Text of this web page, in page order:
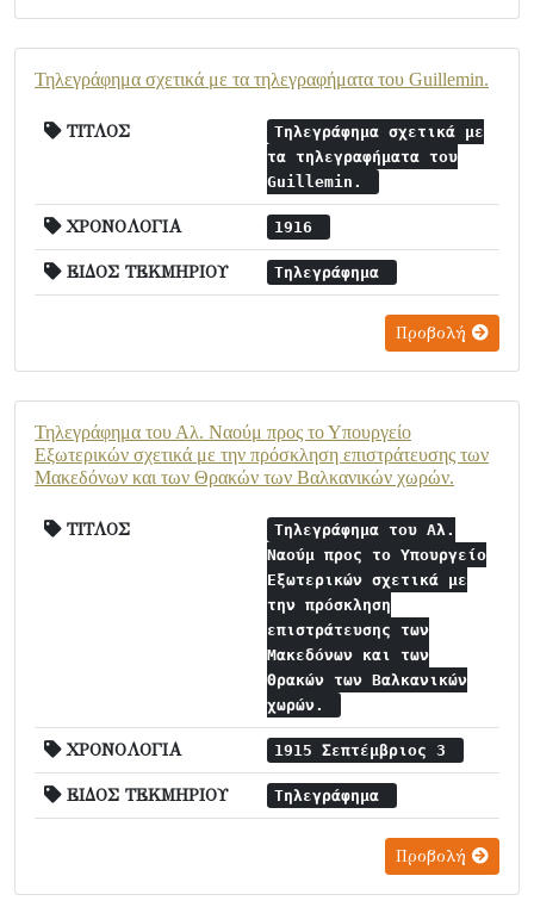
Τηλεγράφημα σχετικά με τα τηλεγραφήματα του Guillemin.
ΤΙΤΛΟΣ
Τηλεγράφημα σχετικά με
τα τηλεγραφήματα του
Guillemin.
ΧΡΟΝΟΛΟΓΙΑ 1916
ΕΙΔΟΣ ΤΕΚΜΗΡΙΟΥ Τηλεγράφημα
Προβολή
Τηλεγράφημα του Αλ. Ναούμ προς το Υπουργείο
Εξωτερικών σχετικά με την πρόσκληση επιστράτευσης των
Μακεδόνων και των Θρακών των Βαλκανικών χωρών.
ΤΙΤΛΟΣ
Τηλεγράφημα του Αλ.
Ναούμ προς το Υπουργείο
Εξωτερικών σχετικά με
την πρόσκληση
επιστράτευσης των
Μακεδόνων και των
Θρακών των Βαλκανικών
χωρών.
ΧΡΟΝΟΛΟΓΙΑ 1915 Σεπτέμβριος 3
ΕΙΔΟΣ ΤΕΚΜΗΡΙΟΥ Τηλεγράφημα
Προβολή